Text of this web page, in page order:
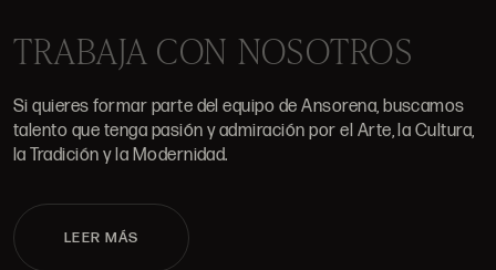
TRABAJA CON NOSOTROS
Si quieres formar parte del equipo de Ansorena, buscamos
talento que tenga pasión y admiración por el Arte, la Cultura,
la Tradición y la Modernidad.
LEER MÁS